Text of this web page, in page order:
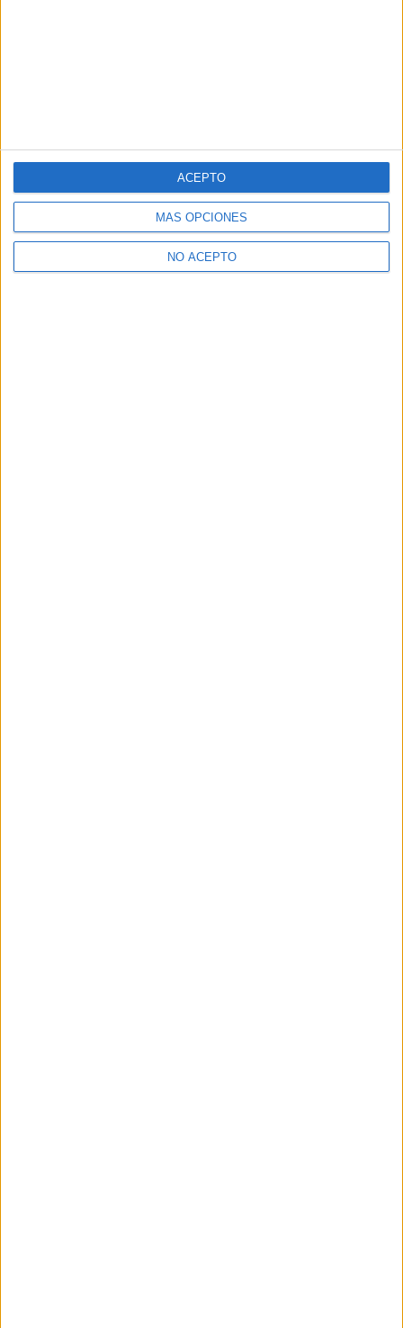
MÁS OPCIONES
NO ACEPTO
ACEPTO